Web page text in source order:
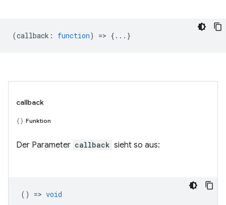
(callback : function) => {...}
callback
Funktion
Der Parameter callback sieht so aus:
() => void